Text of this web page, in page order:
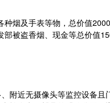
烟及手表等物，总价值2000
被盗香烟、现金等总价值
附近无摄像头等监控设备且